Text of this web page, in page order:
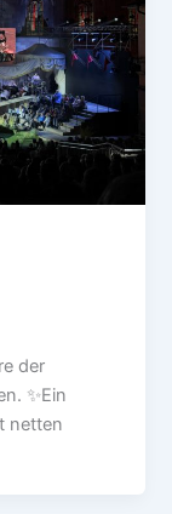
der
✨Ein
netten